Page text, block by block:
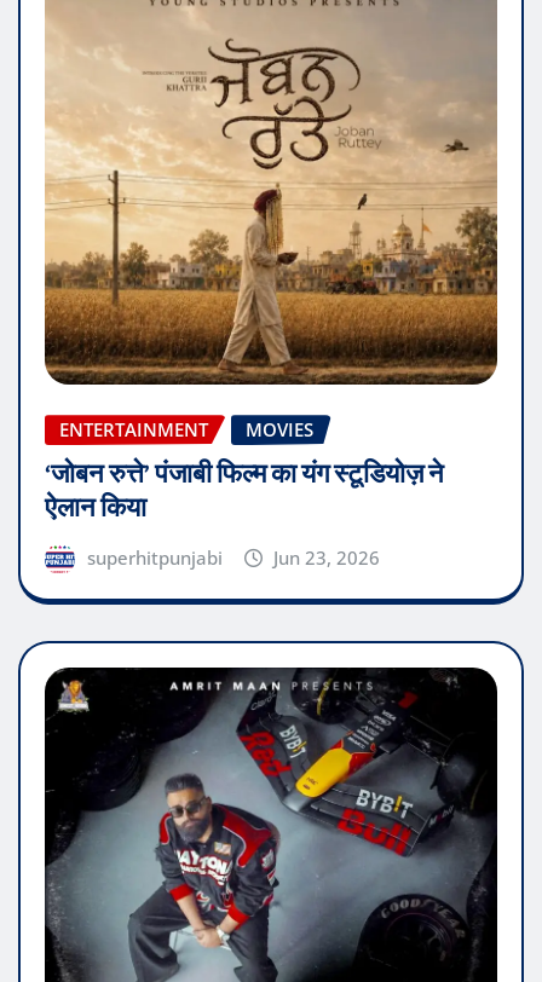
ENTERTAINMENT MOVIES
‘जोबन रुत्ते’ पंजाबी फिल्म का यंग स्टूडियोज़ ने
ऐलान किया
superhitpunjabi Jun 23, 2026